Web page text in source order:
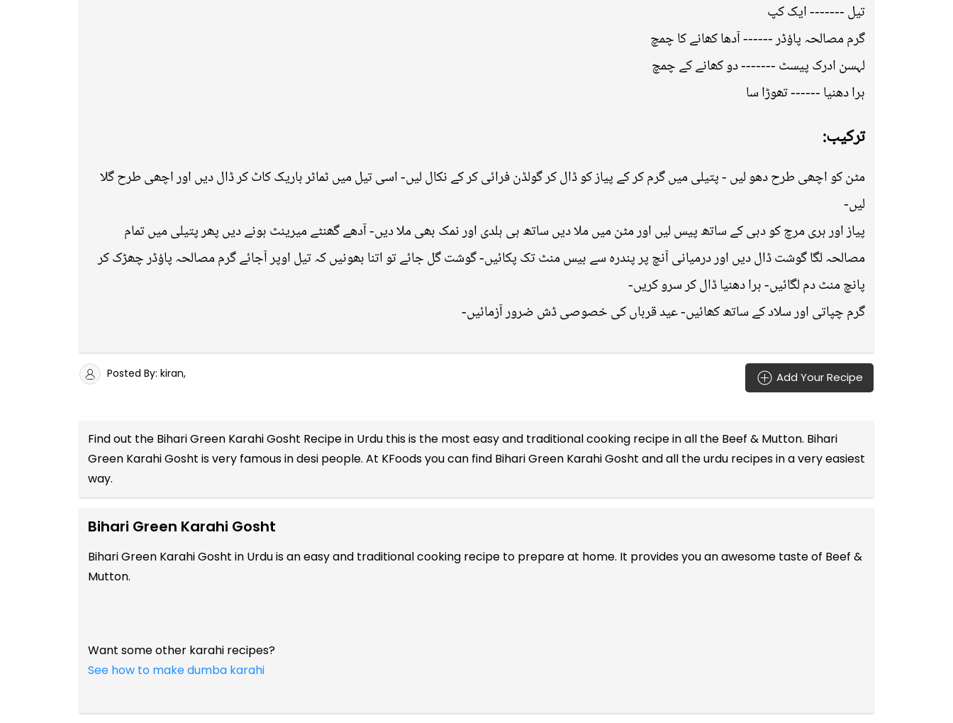
تیل ------- ایک کپ
گرم مصالحہ پاؤڈر ------ آدھا کھانے کا چمچ
لہسن ادرک پیسٹ ------- دو کھانے کے چمچ
ہرا دھنیا ------ تھوڑا سا
ترکیب:
مٹن کو اچھی طرح دھو لیں - پتیلی میں گرم کر کے پیاز کو ڈال کر گولڈن فرائی کر کے نکال لیں- اسی تیل میں ٹماٹر باریک کاٹ کر ڈال دیں اور اچھی طرح گلا
لیں-
پیاز اور ہری مرچ کو دہی کے ساتھ پیس لیں اور مٹن میں ملا دیں ساتھ ہی ہلدی اور نمک بھی ملا دیں- آدھے گھنٹے میرینٹ ہونے دیں پھر پتیلی میں تمام
مصالحہ لگا گوشت ڈال دیں اور درمیانی آنچ پر پندرہ سے بیس منٹ تک پکائیں- گوشت گل جائے تو اتنا بھونیں کہ تیل اوپر آجائے گرم مصالحہ پاؤڈر چھڑک کر
پانچ منٹ دم لگائیں- ہرا دھنیا ڈال کر سرو کریں-
گرم چپاتی اور سلاد کے ساتھ کھائیں- عید قرباں کی خصوصی ڈش ضرور آزمائیں-
Posted By: kiran, Add Your Recipe
Find out the Bihari Green Karahi Gosht Recipe in Urdu this is the most easy and traditional cooking recipe in all the Beef & Mutton. Bihari
Green Karahi Gosht is very famous in desi people. At KFoods you can find Bihari Green Karahi Gosht and all theurdu recipesin a very easiest
way.
Bihari Green Karahi Gosht
Bihari Green Karahi Gosht in Urdu is an easy and traditional cooking recipe to prepare at home. It provides you an awesome taste of Beef &
Mutton.
Want some other karahi recipes?
See how to make dumba karahi